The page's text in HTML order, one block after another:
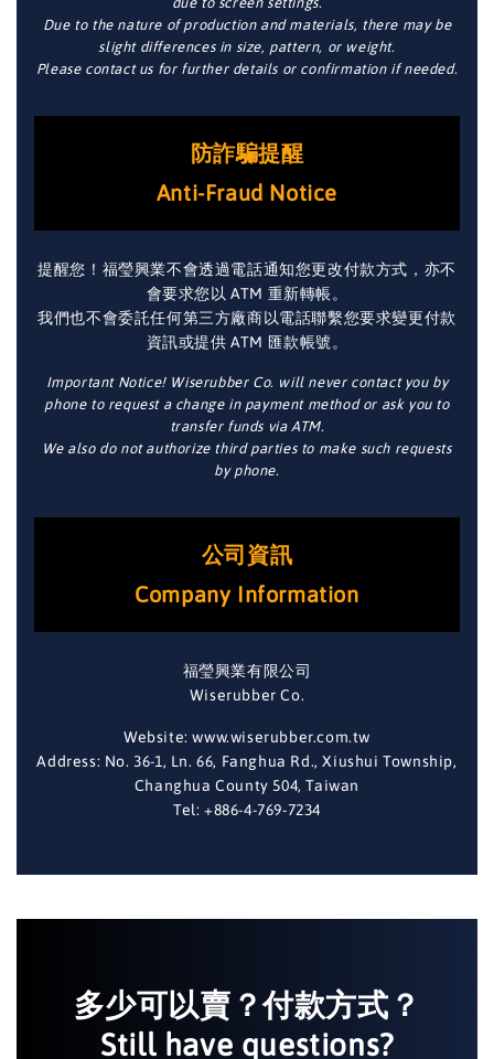
Due to the nature of production and materials, there may be
slight differences in size, pattern, or weight.
Please contact us for further details or confirmation if needed.
防詐騙提醒
Anti-Fraud Notice
提醒您！福瑩興業不會透過電話通知您更改付款方式，亦不
會要求您以 ATM 重新轉帳。
我們也不會委託任何第三方廠商以電話聯繫您要求變更付款
資訊或提供 ATM 匯款帳號。
Important Notice! Wiserubber Co. will never contact you by
phone to request a change in payment method or ask you to
transfer funds via ATM.
We also do not authorize third parties to make such requests
by phone.
公司資訊
Company Information
福瑩興業有限公司
Wiserubber Co.
Website: www.wiserubber.com.tw
Address: No. 36-1, Ln. 66, Fanghua Rd., Xiushui Township,
Changhua County 504, Taiwan
Tel: +886-4-769-7234
多少可以賣？付款方式？
Still have questions?